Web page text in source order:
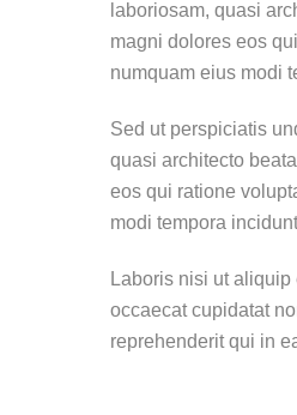
laboriosam, quasi
magni dolores eos
numquam eius modi
Sed ut perspiciatis
quasi architecto
eos qui ratione
modi tempora
Laboris nisi ut
occaecat cupidatat
reprehenderit qui in